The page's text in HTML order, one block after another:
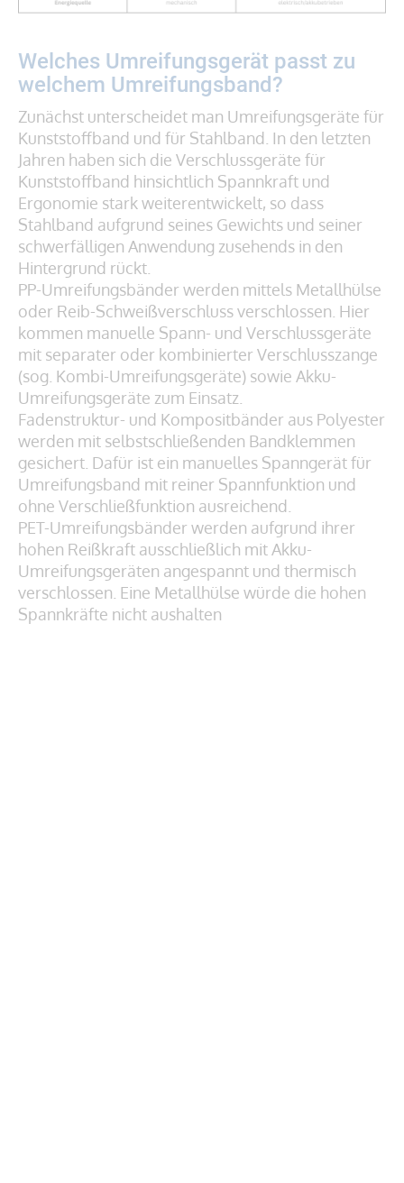
Welches Umreifungsgerät passt zu
welchem Umreifungsband?
Zunächst unterscheidet man Umreifungsgeräte für
Kunststoffband und für Stahlband. In den letzten
Jahren haben sich die Verschlussgeräte für
Kunststoffband hinsichtlich Spannkraft und
Ergonomie stark weiterentwickelt, so dass
Stahlband aufgrund seines Gewichts und seiner
schwerfälligen Anwendung zusehends in den
Hintergrund rückt.
PP-Umreifungsbänder werden mittels Metallhülse
oder Reib-Schweißverschluss verschlossen. Hier
kommen manuelle Spann- und Verschlussgeräte
mit separater oder kombinierter Verschlusszange
(sog. Kombi-Umreifungsgeräte) sowie Akku-
Umreifungsgeräte zum Einsatz.
Fadenstruktur- und Kompositbänder aus Polyester
werden mit selbstschließenden Bandklemmen
gesichert. Dafür ist ein manuelles Spanngerät für
Umreifungsband mit reiner Spannfunktion und
ohne Verschließfunktion ausreichend.
PET-Umreifungsbänder werden aufgrund ihrer
hohen Reißkraft ausschließlich mit Akku-
Umreifungsgeräten angespannt und thermisch
verschlossen. Eine Metallhülse würde die hohen
Spannkräfte nicht aushalten